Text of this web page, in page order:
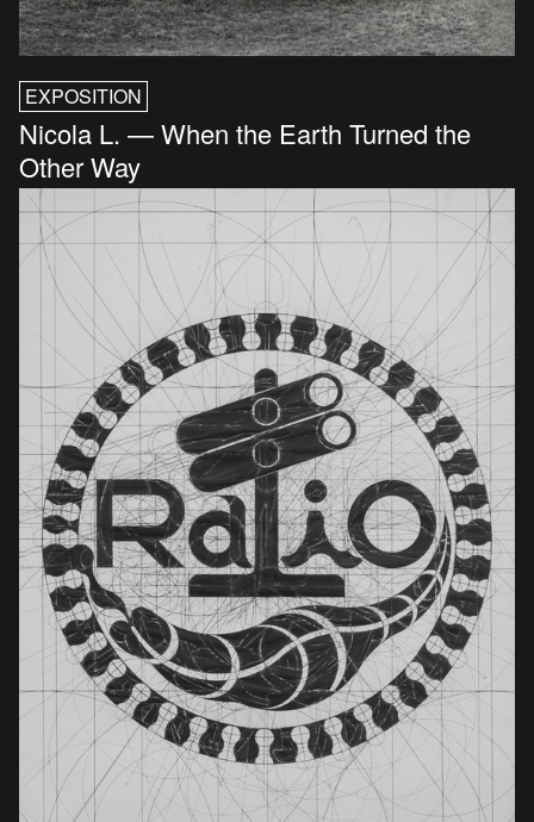
EXPOSITION
Nicola L. — When the Earth Turned the
Other Way